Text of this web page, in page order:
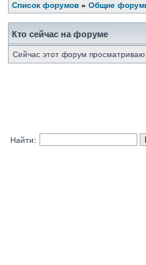
Список форумов » Общие
Кто сейчас на форуме
Сейчас этот форум
Найти: